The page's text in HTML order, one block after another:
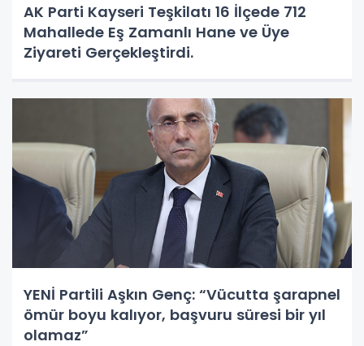
AK Parti Kayseri Teşkilatı 16 İlçede 712
Mahallede Eş Zamanlı Hane ve Üye
Ziyareti Gerçekleştirdi.
YENİ Partili Aşkın Genç: “Vücutta şarapnel
ömür boyu kalıyor, başvuru süresi bir yıl
olamaz”